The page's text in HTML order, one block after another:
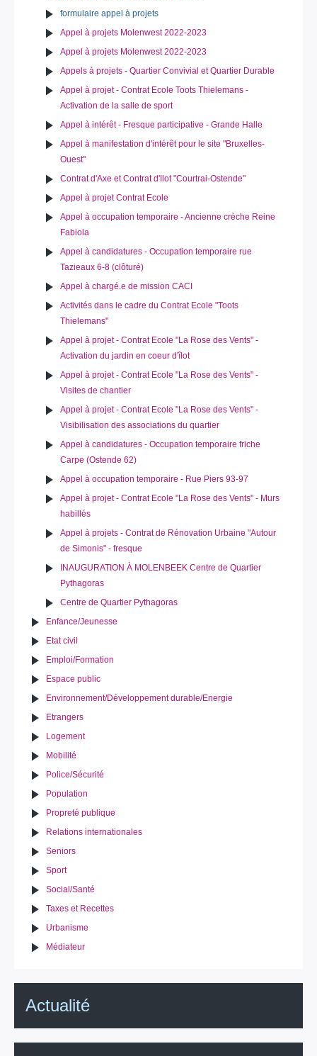
formulaire appel à projets
Appel à projets Molenwest 2022-2023
Appel à projets Molenwest 2022-2023
Appels à projets - Quartier Convivial et Quartier Durable
Appel à projet - Contrat Ecole Toots Thielemans -
Activation de la salle de sport
Appel à intérêt - Fresque participative - Grande Halle
Appel à manifestation d'intérêt pour le site "Bruxelles-
Ouest"
Contrat d'Axe et Contrat d'Ilot "Courtrai-Ostende"
Appel à projet Contrat Ecole
Appel à occupation temporaire - Ancienne crèche Reine
Fabiola
Appel à candidatures - Occupation temporaire rue
Tazieaux 6-8 (clôturé)
Appel à chargé.e de mission CACI
Activités dans le cadre du Contrat Ecole "Toots
Thielemans"
Appel à projet - Contrat Ecole "La Rose des Vents" -
Activation du jardin en coeur d'îlot
Appel à projet - Contrat Ecole "La Rose des Vents" -
Visites de chantier
Appel à projet - Contrat Ecole "La Rose des Vents" -
Visibilisation des associations du quartier
Appel à candidatures - Occupation temporaire friche
Carpe (Ostende 62)
Appel à occupation temporaire - Rue Piers 93-97
Appel à projet - Contrat Ecole "La Rose des Vents" - Murs
habillés
Appel à projets - Contrat de Rénovation Urbaine "Autour
de Simonis" - fresque
INAUGURATION À MOLENBEEK Centre de Quartier
Pythagoras
Centre de Quartier Pythagoras
Enfance/Jeunesse
Etat civil
Emploi/Formation
Espace public
Environnement/Développement durable/Energie
Etrangers
Logement
Mobilité
Police/Sécurité
Population
Propreté publique
Relations internationales
Seniors
Sport
Social/Santé
Taxes et Recettes
Urbanisme
Médiateur
Actualité